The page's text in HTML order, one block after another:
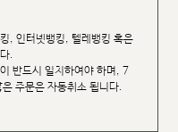
, 인터넷뱅킹, 텔레뱅킹 혹은
.
반드시 일치하여야 하며, 7
주문은 자동취소 됩니다.